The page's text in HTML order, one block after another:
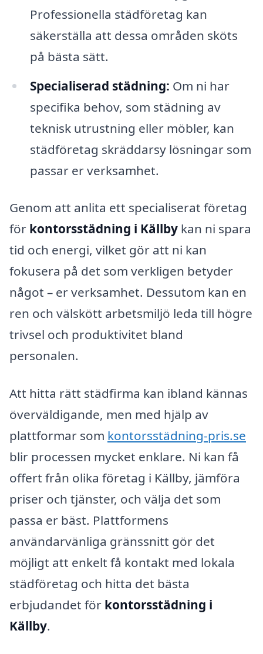
Professionella städföretag kan
säkerställa att dessa områden sköts
på bästa sätt.
Specialiserad städning: Om ni har
specifika behov, som städning av
teknisk utrustning eller möbler, kan
städföretag skräddarsy lösningar som
passar er verksamhet.
Genom att anlita ett specialiserat företag
för kontorsstädning i Källby kan ni spara
tid och energi, vilket gör att ni kan
fokusera på det som verkligen betyder
något – er verksamhet. Dessutom kan en
ren och välskött arbetsmiljö leda till högre
trivsel och produktivitet bland
personalen.
Att hitta rätt städfirma kan ibland kännas
överväldigande, men med hjälp av
plattformar som kontorsstädning-pris.se
blir processen mycket enklare. Ni kan få
offert från olika företag i Källby, jämföra
priser och tjänster, och välja det som
passa er bäst. Plattformens
användarvänliga gränssnitt gör det
möjligt att enkelt få kontakt med lokala
städföretag och hitta det bästa
erbjudandet för kontorsstädning i
Källby.